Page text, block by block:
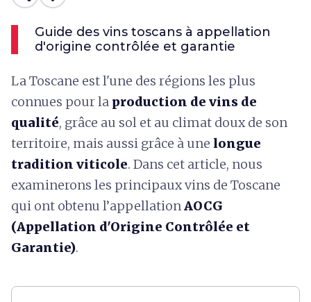
Guide des vins toscans à appellation
d'origine contrôlée et garantie
La Toscane est l'une des régions les plus
connues pour la production de vins de
qualité, grâce au sol et au climat doux de son
territoire, mais aussi grâce à une longue
tradition viticole. Dans cet article, nous
examinerons les principaux vins de Toscane
qui ont obtenu l’appellationAOCG
(Appellation d'Origine Contrôlée et
Garantie).